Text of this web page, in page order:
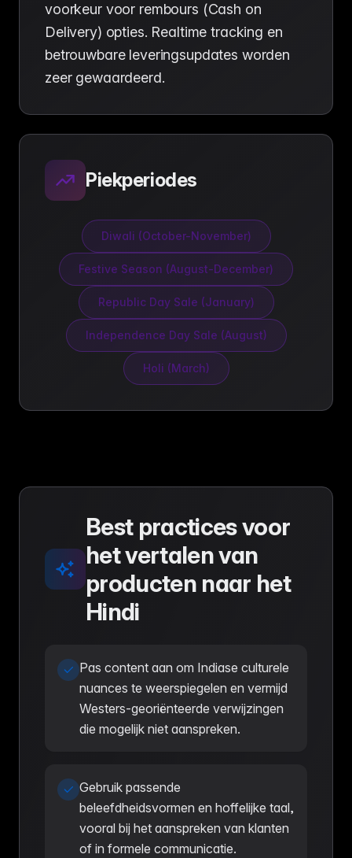
voorkeur voor rembours (Cash on
Delivery) opties. Realtime tracking en
betrouwbare leveringsupdates worden
zeer gewaardeerd.
Piekperiodes
Diwali (October-November)
Festive Season (August-December)
Republic Day Sale (January)
Independence Day Sale (August)
Holi (March)
Best practices voor
het vertalen van
producten naar het
Hindi
Pas content aan om Indiase culturele
nuances te weerspiegelen en vermijd
Westers-georiënteerde verwijzingen
die mogelijk niet aanspreken.
Gebruik passende
beleefdheidsvormen en hoffelijke taal,
vooral bij het aanspreken van klanten
of in formele communicatie.